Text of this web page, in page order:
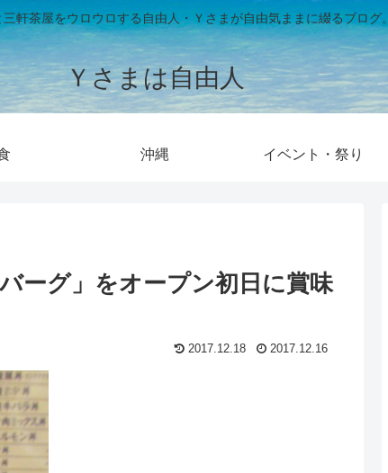
軒茶屋をウロウロする自由人・Ｙさまが自由気ままに綴るブログ。
Ｙさまは自由人
沖縄 イベント・祭り
ーグ」をオープン初日に賞味
2017.12.18 2017.12.16